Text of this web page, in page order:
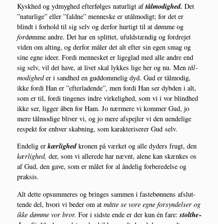
Kysk­hed og ydmyg­hed efter­føl­ges natur­ligt aftål­mo­dig­hed. Det
”natur­li­ge” eller ”fald­ne” men­ne­ske er utå­l­mo­digt; for det er
blindt i for­hold til sig selv og der­for hur­tigt til at døm­me og
fordøm­me andre. Det har en split­tet, ufuld­stæn­dig og for­dre­jet
viden om alting, og der­for måler det alt efter sin egen smag og
sine egne ide­er. For­di men­ne­sket er ligeg­lad med alle andre end
sig selv, vil det have, at livet skal lyk­kes lige her og nu. Men tål­
mo­dig­heder i sand­hed en gud­dom­me­lig dyd. Gud er tål­mo­dig,
ikke for­di Han er ”efter­la­den­de”, men for­di Han ser dyb­den i alt,
som er til, for­di tin­ge­nes indre vir­ke­lig­hed, som vi i vor blind­hed
ikke ser, lig­ger åben for Ham. Jo nær­me­re vi kom­mer Gud, jo
mere tål­mo­di­ge bli­ver vi, og jo mere afspej­ler vi den uen­de­li­ge
respekt for enhver skab­ning, som karak­te­ri­se­rer Gud selv.
Ende­lig erkær­lig­hedkro­nen på vær­ket og alle dyders frugt, den
kær­lig­hed, der, som vi alle­re­de har nævnt, ale­ne kan skæn­kes os
af Gud, den gave, som er målet for al ånde­lig for­be­re­del­se og
praksis.
Alt det­te opsum­me­res og brin­ges sam­men i fastebøn­nens afslut­
ten­de del, hvori vi beder om at måt­te se vore egne for­syn­del­ser og
ikke døm­me vor bror. For i sid­ste ende er der kun én fare: stolt­he­